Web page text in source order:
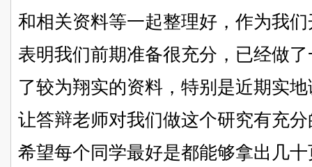
和相关资料等一起整理好，作为我
表明我们前期准备很充分，已经做
了较为翔实的资料，特别是近期实
让答辩老师对我们做这个研究有充
希望每个同学最好是都能够拿出几